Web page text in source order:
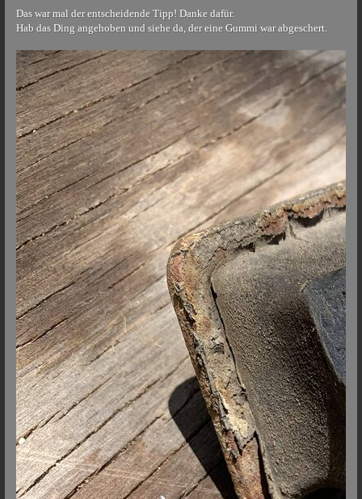
Das war mal der entscheidende Tipp! Danke dafür.
Hab das Ding angehoben und siehe da, der eine Gummi war abgeschert.